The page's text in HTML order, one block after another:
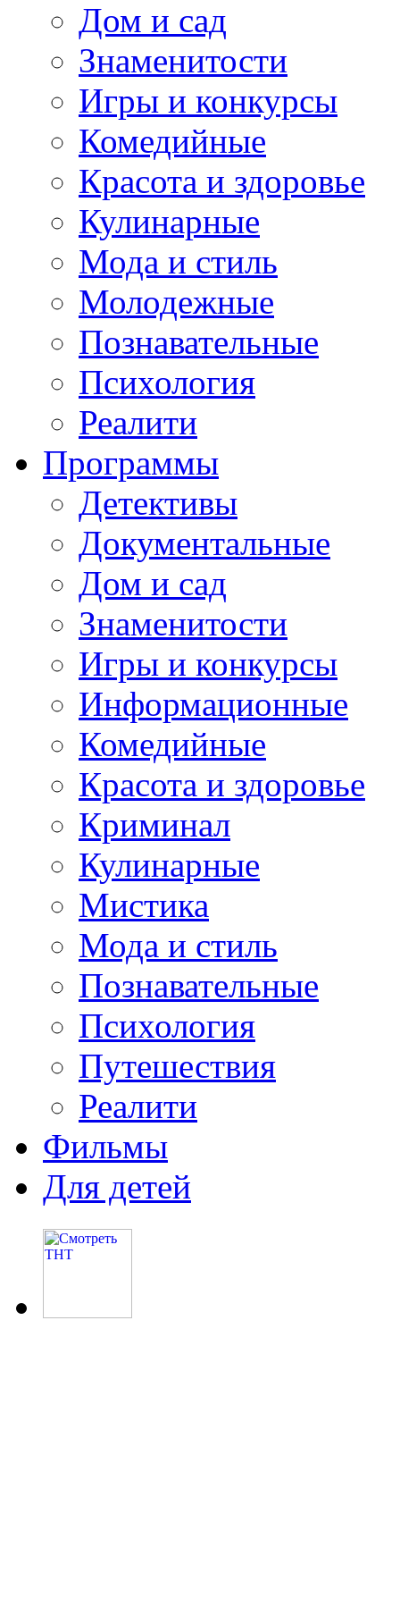
Дом и сад
Знаменитости
Игры и конкурсы
Комедийные
Красота и здоровье
Кулинарные
Мода и стиль
Молодежные
Познавательные
Психология
Реалити
Программы
Детективы
Документальные
Дом и сад
Знаменитости
Игры и конкурсы
Информационные
Комедийные
Красота и здоровье
Криминал
Кулинарные
Мистика
Мода и стиль
Познавательные
Психология
Путешествия
Реалити
Фильмы
Для детей